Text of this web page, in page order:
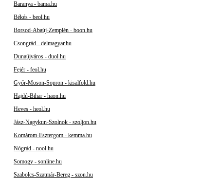
Baranya - bama.hu
Békés - beol.hu
Borsod-Abaúj-Zemplén - boon.hu
Csongrád - delmagyar.hu
Dunaújváros - duol.hu
Fejér - feol.hu
Győr-Moson-Sopron - kisalfold.hu
Hajdú-Bihar - haon.hu
Heves - heol.hu
Jász-Nagykun-Szolnok - szoljon.hu
Komárom-Esztergom - kemma.hu
Nógrád - nool.hu
Somogy - sonline.hu
Szabolcs-Szatmár-Bereg - szon.hu